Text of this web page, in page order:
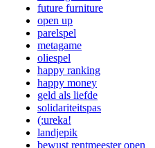
future furniture
open up
parelspel
metagame
oliespel
happy ranking
happy money
geld als liefde
solidariteitspas
(:ureka!
landjepik
bewust rentmeester open